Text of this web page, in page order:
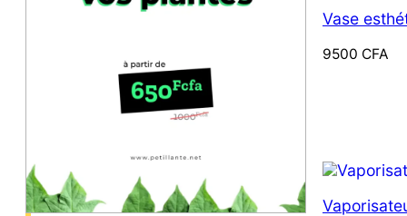
Vase
9500 CFA